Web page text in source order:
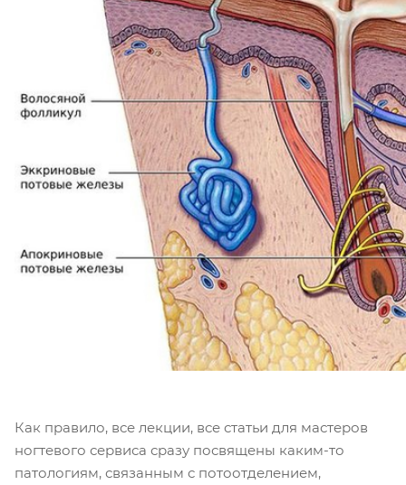
Как правило, все лекции, все статьи для мастеров
ногтевого сервиса сразу посвящены каким-то
патологиям, связанным с потоотделением,